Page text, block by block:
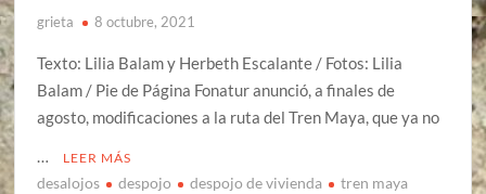
grieta 8 octubre, 2021
Texto: Lilia Balam y Herbeth Escalante / Fotos: Lilia
Balam / Pie de Página Fonatur anunció, a finales de
agosto, modificaciones a la ruta del Tren Maya, que ya no
…
LEER MÁS
desalojos despojo despojo de vivienda tren maya